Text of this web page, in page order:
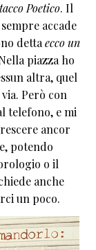
Poetico. Il
accade
detta ecco un
piazza ho
altra, quel
Però con
telefono, e mi
ancor
potendo
o il
anche
un poco.